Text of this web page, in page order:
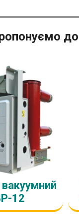
до
12